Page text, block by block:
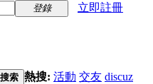
登錄
立即註冊
搜索 熱搜: 活動 交友 discuz